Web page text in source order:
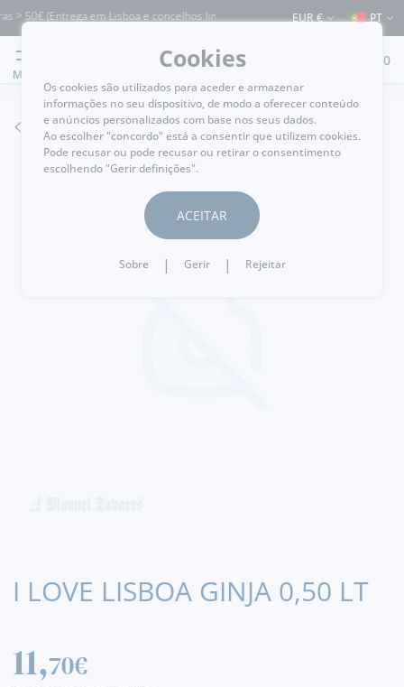
> 50€ (Entrega em Lisboa e concelhos limítrofes) ⚠️ Envios para Portugal e
EUR € PT
MENU
0
VOLTAR
I LOVE LISBOA GINJA 0,50 LT
11,70€
Cookies
Os cookies são utilizados para aceder e armazenar
informações no seu dispositivo, de modo a oferecer conteúdo
e anúncios personalizados com base nos seus dados.
Ao escolher "concordo" está a consentir que utilizem cookies.
Pode recusar ou pode recusar ou retirar o consentimento
escolhendo "Gerir definições".
ACEITAR
Sobre | Gerir | Rejeitar